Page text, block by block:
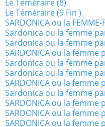
Le Téméraire (8)
Le Téméraire (9 Fin )
SARDONICA ou la FEMME-
Sardonica ou la femme
Sardonica ou la femme
SARDONICA ou la femme
Sardonica ou la femme
Sardonica ou la femme
SARDONICA ou la femme
Sardonica ou la femme
SARDONICA ou la femme
SARDONICA ou la femme
SARDONICA ou la femme